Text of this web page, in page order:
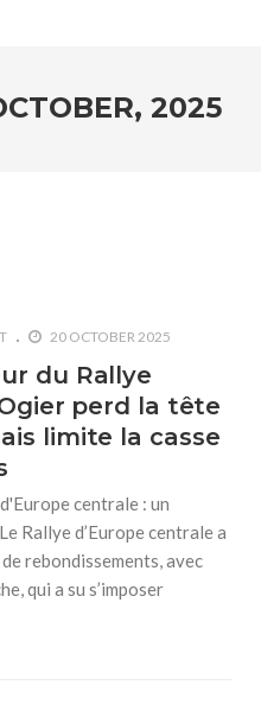
2025
20 OCTOBER 2025
du Rallye
perd la tête
limite la casse
centrale : un
Rallye d’Europe centrale a
rebondissements, avec
qui a su s’imposer